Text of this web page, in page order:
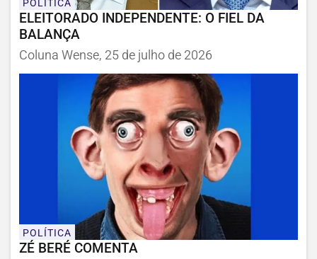
POLÍTICA
ELEITORADO INDEPENDENTE: O FIEL DA
BALANÇA
Coluna Wense, 25 de julho de 2026
POLÍTICA
ZÉ BERÉ COMENTA